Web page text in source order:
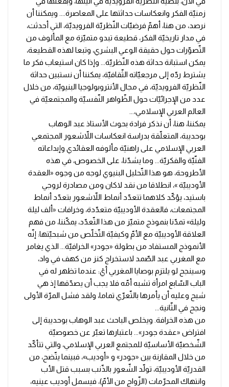
زمنيّة الفكر وانعكاسات حداثتها على المعاصرة.... ويمكننا أن
نرصد، من هنا، أهمّ فرضيّات النّظريّة الفرويديّة، التي أحدثت،
في مدار تاريخيّة الفكر، قطيعة تبدو متميّزة مع المألوف من
التّصوّرات حول حقيقة الوعي البشري، وتبعا لهذه القطيعة،
يمكن استبانة حداثة هذه النّظريّة... وإذا كان استيعاب فكر ما
يشترط ردّه إلى مرجعيّاته الثّقافيّة، يمكننا أن نستبين حداثة
النّظريّة الفرويديّة، في مجال الأنتروبولوجيا البنيويّة، من خلال
عدد من الإجرائيّات حول الظّواهر النّفسيّة والمجتمعيّة في
العالم العربي الإسلامي،...
يمكننا، هنا، أن نذكر فرادة بحوث الأستاذ عبد الوهاب
بوحديبة، المتعلّقة بدراسة انعكاسات اللاّشعور المجتمعي
العربي الإسلامي على راهنيّة مألوفه العقائدي وإبداعاته
الفنّيّة والفكريّة... وما يشدّنا، على الخصوص، في هذه
الأطروحة، هو هذا التّحليل البنيوي لوجه من وجوه «العقدة
الأوديبيّة »، انطلاقا من نقد لاكان ومن مصادرة لروجي
باستيد، يؤكّد كلاهما تتعدّد أنماط اللاّشعور بتعدّد أنماط
المجتمعات، فالعقدة الأوديبيّة متعدّدة، وخرافات «ألف ليلة
وليلة» تمدّنا بنموذج متميّز من هذا التّعدّد، يمكّننا، من فهم
العلاقة الأوديبيّة مع الأمّ وكيفيّة التّخلّص من شبحيّتها: إنّه
الأنموذج المستفاد من بطولة «جودر» الخرافيّة... الذي يغامر
مع المغربي عبد الصّمد لاستخراج كنز من كهف في واد،
وسينجح لو يلتزم بوصايا المغربي أيْ: عندما تظهر له في
الباب السّابع امرأة تشبه أمّه فلا يجب أن يصدّقها إذ هي
شبح وعليه أن يأمرها بالتّعرّي تماما، ولقد فشل المرّة الأولى
ونجح في الثّانية...
من هذه الخرافة. ويخلص الباحث عبد الوهاب بوحديبة إلى
افتراض «عقدة جودر»... باعتبارها تعبّر عن خصوصيّة
الشّخصيّة الأساسيّة للمجتمع العربي الإسلامي، والتي تتأكّد
من خلال المقارنة بين «جودر» و «أوديب»، فبينما يتّضح، من
القدريّة الأوديبيّة، تولّد الشّعور بالذّنب بسبب قتل الأب
وانتهاك المحرّمات (الزّواج من الأمّ)، فيسمل أوديب عينيه،